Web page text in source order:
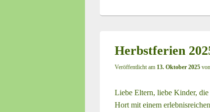
Herbstferien
Veröffentlicht am 13. Oktober 2025 von
Liebe Eltern, liebe Kinder,
Hort mit einem